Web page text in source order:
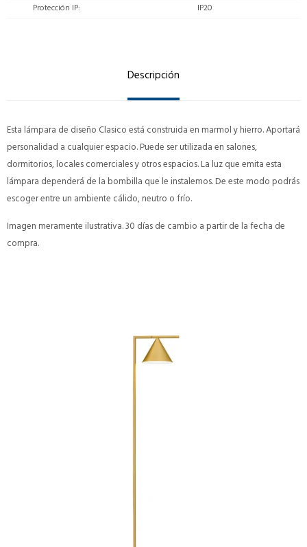
Protección IP
IP20
Descripción
Esta lámpara de diseño Clasico está construida en marmol y hierro. Aportará
personalidad a cualquier espacio. Puede ser utilizada en salones,
dormitorios, locales comerciales y otros espacios. La luz que emita esta
lámpara dependerá de la bombilla que le instalemos. De este modo podrás
escoger entre un ambiente cálido, neutro o frío.
Imagen meramente ilustrativa. 30 días de cambio a partir de la fecha de
compra.